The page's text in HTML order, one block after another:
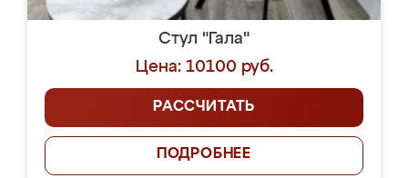
Стул "Гала"
Цена: 10100 руб.
РАССЧИТАТЬ
ПОДРОБНЕЕ